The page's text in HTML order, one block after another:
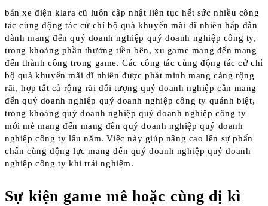
bán xe điện klara cũ luôn cập nhật liên tục hết sức nhiều công
tác cùng động tác cử chỉ bộ quà khuyến mãi dĩ nhiên hấp dẫn
dành mang đến quý doanh nghiệp quý doanh nghiệp công ty,
trong khoảng phần thưởng tiền bên, xu game mang đến mang
đến thành công trong game. Các công tác cùng động tác cử chỉ
bộ quà khuyến mãi dĩ nhiên được phát minh mang càng rộng
rãi, hợp tất cả rộng rãi đối tượng quý doanh nghiệp cần mang
đến quý doanh nghiệp quý doanh nghiệp công ty quánh biệt,
trong khoảng quý doanh nghiệp quý doanh nghiệp công ty
mới mẻ mang đến mang đến quý doanh nghiệp quý doanh
nghiệp công ty lâu năm. Việc này giúp nâng cao lên sự phấn
chấn cùng động lực mang đến quý doanh nghiệp quý doanh
nghiệp công ty khi trải nghiệm.
Sự kiện game mê hoặc cùng dị kì